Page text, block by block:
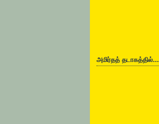
அமிர்தத் தடாகத்தில்...